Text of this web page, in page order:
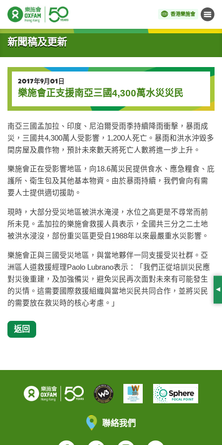
香港樂施會 目錄
開始主要內容
新聞稿及更新
2017年9月01日
樂施會正支援南亞三國4,300萬水災災民
南亞三國孟加拉、印度、尼泊爾受雨季持續降雨衝擊，暴雨成
災，三國共4,300萬人受影響，1,200人死亡。暴雨和洪水沖毀多
間房屋及農作物，預計未來數天將死亡人數將進一步上升。
樂施會正在受影響地區，向18.6萬災民提供食水、應急糧食、庇
護所、衛生包及其他基本物資。由於暴雨持續，我們會向有需
要人士提供適切援助。
現時，大部分受災地區被洪水淹浸，水位之高更是不尋常而前
所未見。孟加拉的樂施會救援人員表示，全國共三分之二土地
被洪水浸沒，部份重災區更受自1988年以來最嚴重水災影響。
樂施會正與三國受災地區，與當地夥伴一同支援受災社群。亞
洲區人道救援經理Paolo Lubrano表示：「我們正從培訓災民應
對災後重建，及加強備災，避免災民再次面對未來有可能發生
的災情。這需要國際救援組織與當地災民共同合作，並將災民
的需要放在救災時的核心考慮。」
返回
聯絡我們